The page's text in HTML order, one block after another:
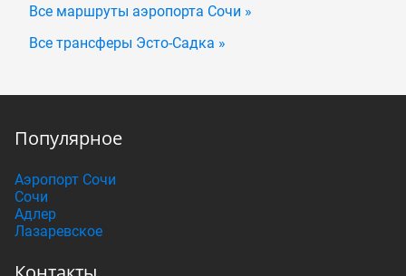
Все маршруты аэропорта Сочи »
Все трансферы Эсто-Садка »
Популярное
Аэропорт Сочи
Сочи
Адлер
Лазаревское